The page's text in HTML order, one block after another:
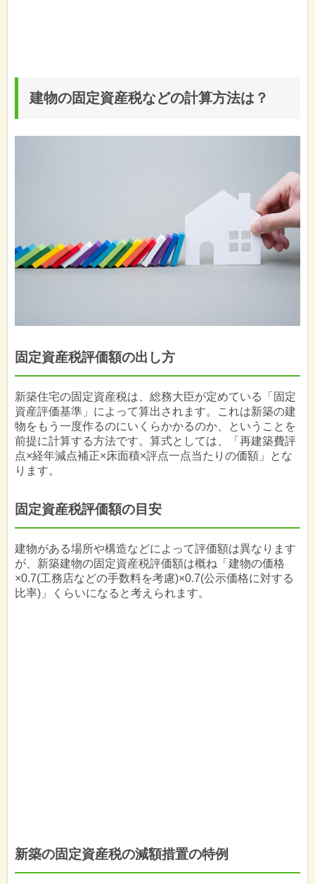
建物の固定資産税などの計算方法は？
固定資産税評価額の出し方
新築住宅の固定資産税は、総務大臣が定めている「固定
資産評価基準」によって算出されます。これは新築の建
物をもう一度作るのにいくらかかるのか、ということを
前提に計算する方法です。算式としては、「再建築費評
点×経年減点補正×床面積×評点一点当たりの価額」とな
ります。
固定資産税評価額の目安
建物がある場所や構造などによって評価額は異なります
が、新築建物の固定資産税評価額は概ね「建物の価格
×0.7(工務店などの手数料を考慮)×0.7(公示価格に対する
比率)」くらいになると考えられます。
新築の固定資産税の減額措置の特例